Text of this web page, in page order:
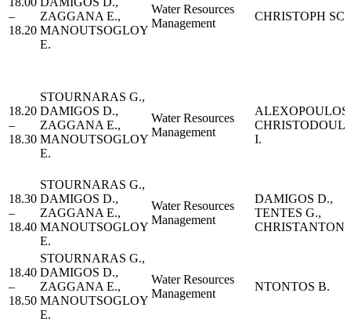
–
18.20
ZAGGANA E.,
MANOUTSOGLOY
E.
Water Resources
Management
CHRISTOPH
18.20
–
18.30
STOURNARAS G.,
DAMIGOS D.,
ZAGGANA E.,
MANOUTSOGLOY
E.
Water Resources
Management
ALEXOPOULOS
I.
18.30
–
18.40
STOURNARAS G.,
DAMIGOS D.,
ZAGGANA E.,
MANOUTSOGLOY
E.
Water Resources
Management
DAMIGOS D.,
TENTES G.,
CHRISTANTONI
18.40
–
18.50
STOURNARAS G.,
DAMIGOS D.,
ZAGGANA E.,
MANOUTSOGLOY
E.
Water Resources
Management
NTONTOS B.